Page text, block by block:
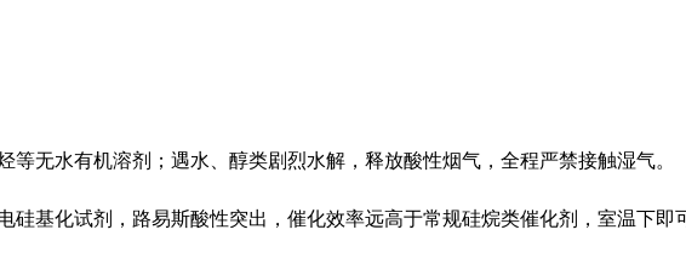
等无水有机溶剂；遇水、醇类剧烈水解，释放酸性烟气，全程严禁接触湿气。
硅基化试剂，路易斯酸性突出，催化效率远高于常规硅烷类催化剂，室温下即